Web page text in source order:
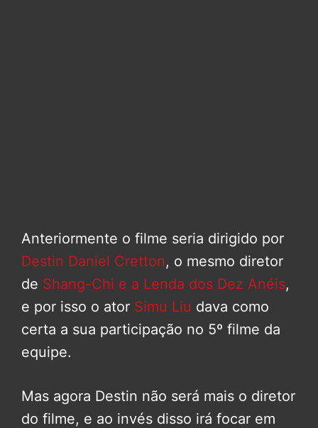
Anteriormente o filme seria dirigido por
Destin Daniel Cretton, o mesmo diretor
de Shang-Chi e a Lenda dos Dez Anéis,
e por isso o ator Simu Liu dava como
certa a sua participação no 5º filme da
equipe.
Mas agora Destin não será mais o diretor
do filme, e ao invés disso irá focar em